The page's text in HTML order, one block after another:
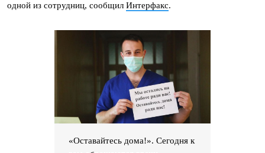
одной из сотрудниц, сообщил Интерфакс.
«Оставайтесь дома!». Сегодня к